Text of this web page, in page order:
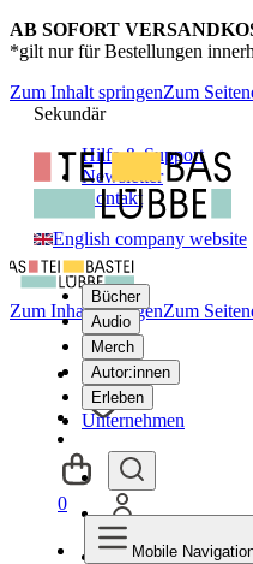
AB SOFORT
*gilt nur für Bestellungen
Zum Inhalt springenZum
Sekundär
Hilfe & Support
Newsletter
Kontakt
English company website
Bücher
Audio
Merch
Autor:innen
Erleben
Unternehmen
Zum Inhalt springenZum
0
Mobile